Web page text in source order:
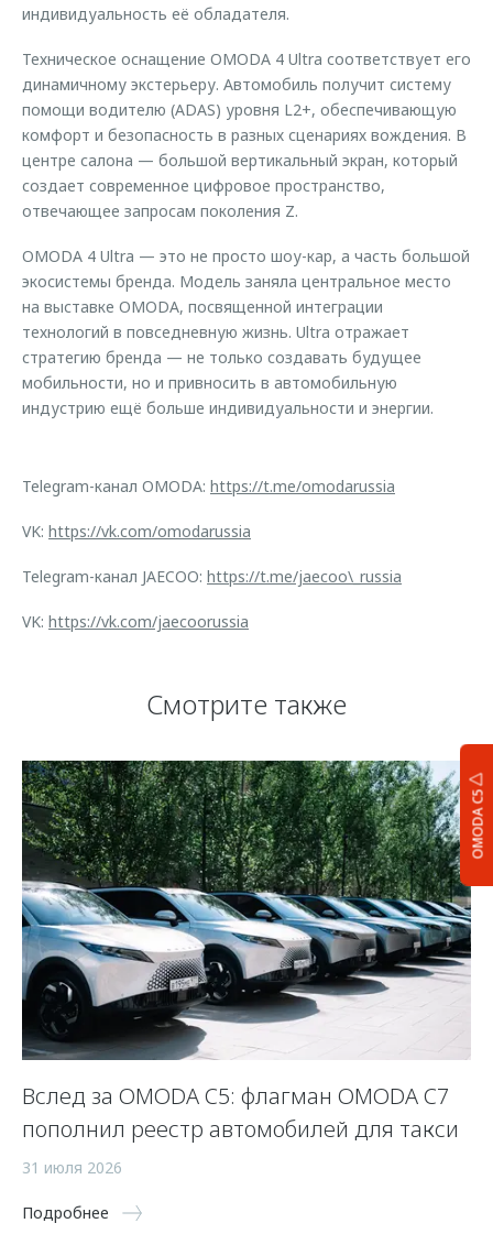
OMODA C5
индивидуальность её обладателя.
Техническое оснащение OMODA 4 Ultra соответствует его
динамичному экстерьеру. Автомобиль получит систему
помощи водителю (ADAS) уровня L2+, обеспечивающую
комфорт и безопасность в разных сценариях вождения. В
центре салона — большой вертикальный экран, который
создает современное цифровое пространство,
отвечающее запросам поколения Z.
OMODA 4 Ultra — это не просто шоу-кар, а часть большой
экосистемы бренда. Модель заняла центральное место
на выставке OMODA, посвященной интеграции
технологий в повседневную жизнь. Ultra отражает
стратегию бренда — не только создавать будущее
мобильности, но и привносить в автомобильную
индустрию ещё больше индивидуальности и энергии.
Telegram-канал OMODA: https://t.me/omodarussia
VK: https://vk.com/omodarussia
Telegram-канал JAECOO: https://t.me/jaecoo\_russia
VK: https://vk.com/jaecoorussia
Смотрите также
Вслед за OMODA C5: флагман OMODA C7
пополнил реестр автомобилей для такси
31 июля 2026
Подробнее